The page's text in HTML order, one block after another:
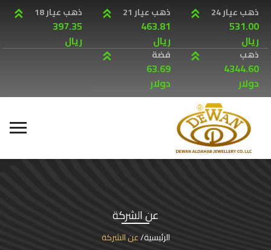
ذهب عيار 24
531.00
ريال
ذهب عيار 21
463.81
ريال
ذهب عيار 18
397.35
ريال
ذهب
4344.60
دولار
فضة
63.69
دولار
عن الشركة
الرئيسية عن الشركة